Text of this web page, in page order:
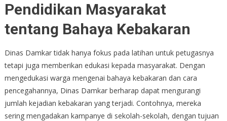
Pendidikan Masyarakat
tentang Bahaya Kebakaran
Dinas Damkar tidak hanya fokus pada latihan untuk petugasnya
tetapi juga memberikan edukasi kepada masyarakat. Dengan
mengedukasi warga mengenai bahaya kebakaran dan cara
pencegahannya, Dinas Damkar berharap dapat mengurangi
jumlah kejadian kebakaran yang terjadi. Contohnya, mereka
sering mengadakan kampanye di sekolah-sekolah, dengan tujuan